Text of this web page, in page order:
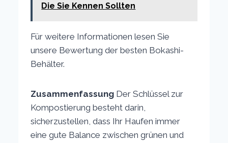
Die Sie Kennen Sollten
Für weitere Informationen lesen Sie
unsere Bewertung der besten Bokashi-
Behälter.
Zusammenfassung Der Schlüssel zur
Kompostierung besteht darin,
sicherzustellen, dass Ihr Haufen immer
eine gute Balance zwischen grünen und